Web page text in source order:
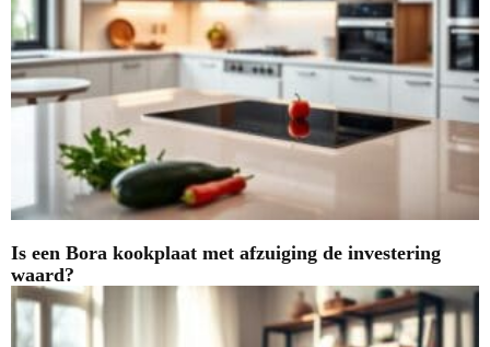
Is een Bora kookplaat met afzuiging de investering
waard?